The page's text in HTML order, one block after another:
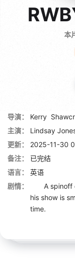
本
导演： Kerry
主演：
Lindsay
更新：
2025-11-30
备注：
已完结
语言：
英语
剧情：
A spinoff of
his show is
time.